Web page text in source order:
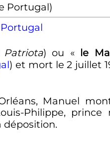
Patriota) ou « le
) et mort le2 juillet
Manuel
Philippe,
déposition.